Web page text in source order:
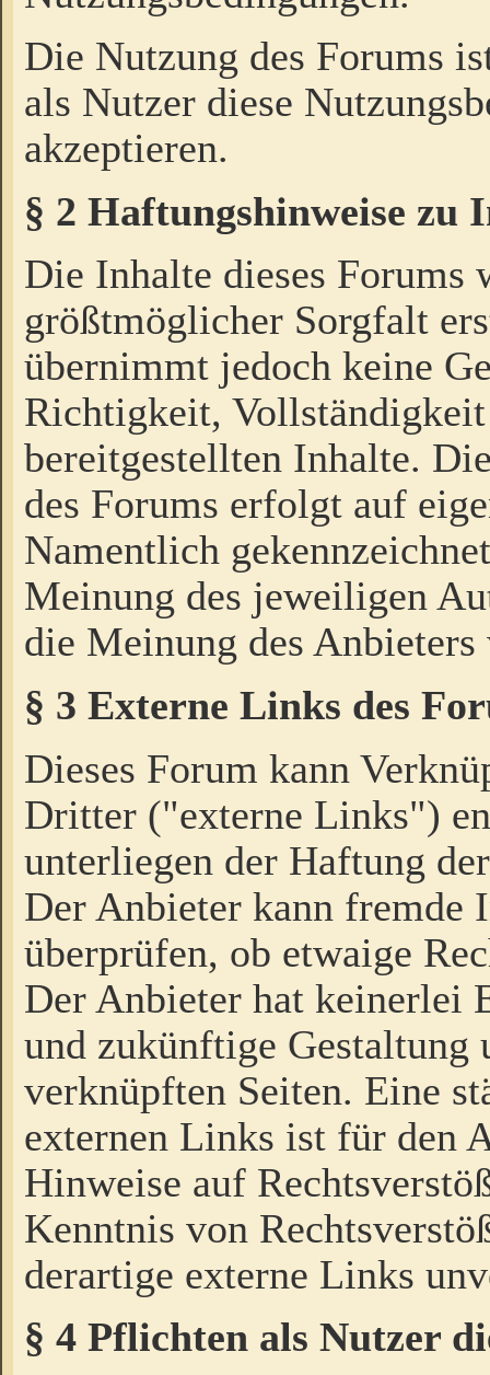
Die Nutzung des Forums
als Nutzer diese
akzeptieren.
§ 2 Haftungshinweise zu
Die Inhalte dieses Forums
größtmöglicher Sorgfalt
übernimmt jedoch keine
Richtigkeit,
bereitgestellten Inhalte.
des Forums erfolgt auf
Namentlich
Meinung des jeweiligen
die Meinung des Anbieters
§ 3 Externe Links des
Dieses Forum kann
Dritter ("externe Links")
unterliegen der Haftung
Der Anbieter kann fremde
überprüfen, ob etwaige
Der Anbieter hat keinerlei
und zukünftige Gestaltung
verknüpften Seiten. Eine
externen Links ist für den
Hinweise auf
Kenntnis von
derartige externe Links
§ 4 Pflichten als Nutzer